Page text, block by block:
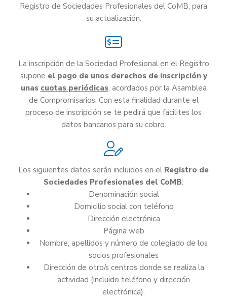
Registro de Sociedades Profesionales del CoMB, para
su actualización.
La inscripción de la Sociedad Profesional en el Registro
supone el pago de unos derechos de inscripción y
unas cuotas periódicas, acordados por la Asamblea
de Compromisarios. Con esta finalidad durante el
proceso de inscripción se te pedirá que facilites los
datos bancarios para su cobro.
Los siguientes datos serán incluidos en el Registro de
Sociedades Profesionales del CoMB:
Denominación social
Domicilio social con teléfono
Dirección electrónica
Página web
Nombre, apellidos y número de colegiado de los
socios profesionales
Dirección de otro/s centros donde se realiza la
actividad (incluido teléfono y dirección
electrónica).